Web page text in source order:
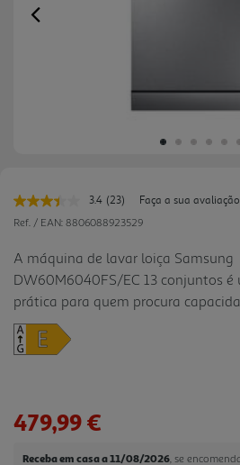
Previous
3.4 Leu
23
Link
para
a
página.
(23)
Faça a sua avaliação
Ref. / EAN: 8806088923529
A máquina de lavar loiça Samsung
DW60M6040FS/EC 13 conjuntos é
prática para quem procura
flexibilidade e conveniência no dia a
capacidade para 13 conjuntos e
oferecendo maior versatilidade para
tipos de carga e necessidades de
479,99 €
Receba em casa a 11/08/2026, se